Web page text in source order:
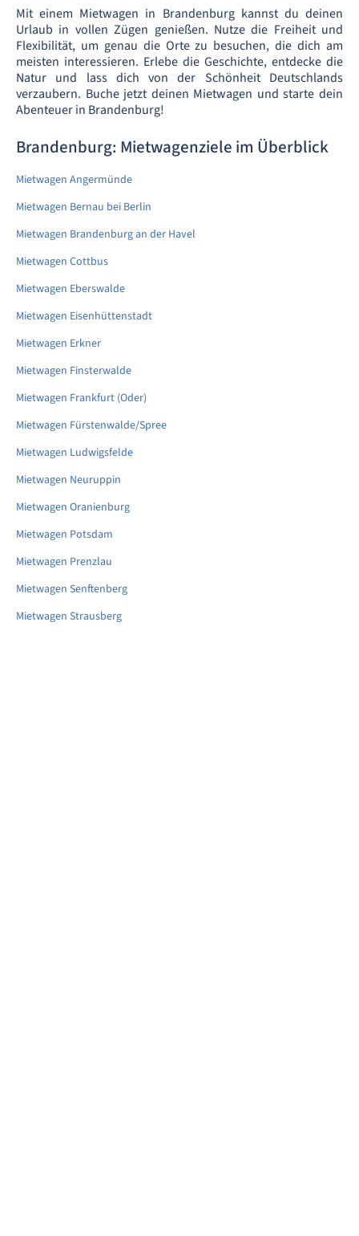
Mit einem Mietwagen in Brandenburg kannst du deinen
Urlaub in vollen Zügen genießen. Nutze die Freiheit und
Flexibilität, um genau die Orte zu besuchen, die dich am
meisten interessieren. Erlebe die Geschichte, entdecke die
Natur und lass dich von der Schönheit Deutschlands
verzaubern. Buche jetzt deinen Mietwagen und starte dein
Abenteuer in Brandenburg!
Brandenburg: Mietwagenziele im Überblick
Mietwagen Angermünde
Mietwagen Bernau bei Berlin
Mietwagen Brandenburg an der Havel
Mietwagen Cottbus
Mietwagen Eberswalde
Mietwagen Eisenhüttenstadt
Mietwagen Erkner
Mietwagen Finsterwalde
Mietwagen Frankfurt (Oder)
Mietwagen Fürstenwalde/Spree
Mietwagen Ludwigsfelde
Mietwagen Neuruppin
Mietwagen Oranienburg
Mietwagen Potsdam
Mietwagen Prenzlau
Mietwagen Senftenberg
Mietwagen Strausberg